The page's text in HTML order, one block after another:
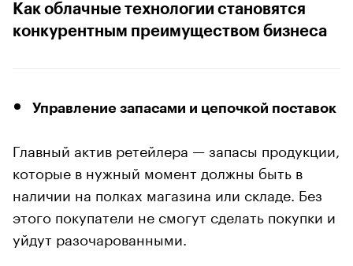
Как облачные технологии становятся
конкурентным преимуществом бизнеса
Управление запасами и цепочкой поставок
Главный актив ретейлера — запасы продукции,
которые в нужный момент должны быть в
наличии на полках магазина или складе. Без
этого покупатели не смогут сделать покупки и
уйдут разочарованными.